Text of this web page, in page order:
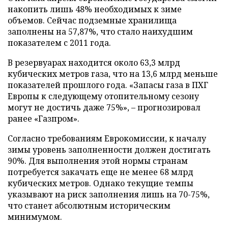
накопить лишь 48% необходимых к зиме
объемов. Сейчас подземные хранилища
заполнены на 57,87%, что стало наихудшим
показателем с 2011 года.
В резервуарах находится около 63,3 млрд
кубических метров газа, что на 13,6 млрд меньше
показателей прошлого года. «Запасы газа в ПХГ
Европы к следующему отопительному сезону
могут не достичь даже 75%», – прогнозировал
ранее «Газпром».
Согласно требованиям Еврокомиссии, к началу
зимы уровень заполненности должен достигать
90%. Для выполнения этой нормы странам
потребуется закачать еще не менее 68 млрд
кубических метров. Однако текущие темпы
указывают на риск заполнения лишь на 70-75%,
что станет абсолютным историческим
минимумом.